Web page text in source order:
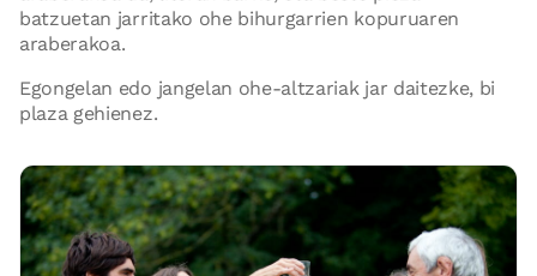
batzuetan jarritako ohe bihurgarrien kopuruaren
araberakoa.
Egongelan edo jangelan ohe-altzariak jar daitezke, bi
plaza gehienez.